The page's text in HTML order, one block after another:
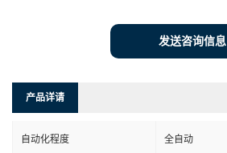
发送咨询信息
产品详请
自动化程度 全自动